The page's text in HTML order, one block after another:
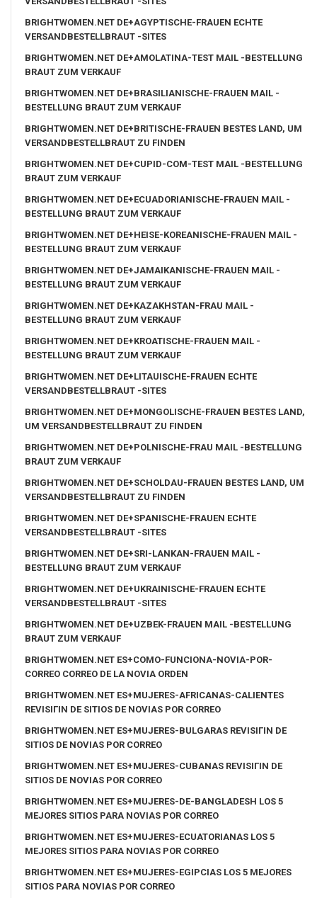
BRIGHTWOMEN.NET DE+AGYPTISCHE-FRAUEN ECHTE
VERSANDBESTELLBRAUT -SITES
BRIGHTWOMEN.NET DE+AMOLATINA-TEST MAIL -BESTELLUNG
BRAUT ZUM VERKAUF
BRIGHTWOMEN.NET DE+BRASILIANISCHE-FRAUEN MAIL -
BESTELLUNG BRAUT ZUM VERKAUF
BRIGHTWOMEN.NET DE+BRITISCHE-FRAUEN BESTES LAND, UM
VERSANDBESTELLBRAUT ZU FINDEN
BRIGHTWOMEN.NET DE+CUPID-COM-TEST MAIL -BESTELLUNG
BRAUT ZUM VERKAUF
BRIGHTWOMEN.NET DE+ECUADORIANISCHE-FRAUEN MAIL -
BESTELLUNG BRAUT ZUM VERKAUF
BRIGHTWOMEN.NET DE+HEISE-KOREANISCHE-FRAUEN MAIL -
BESTELLUNG BRAUT ZUM VERKAUF
BRIGHTWOMEN.NET DE+JAMAIKANISCHE-FRAUEN MAIL -
BESTELLUNG BRAUT ZUM VERKAUF
BRIGHTWOMEN.NET DE+KAZAKHSTAN-FRAU MAIL -
BESTELLUNG BRAUT ZUM VERKAUF
BRIGHTWOMEN.NET DE+KROATISCHE-FRAUEN MAIL -
BESTELLUNG BRAUT ZUM VERKAUF
BRIGHTWOMEN.NET DE+LITAUISCHE-FRAUEN ECHTE
VERSANDBESTELLBRAUT -SITES
BRIGHTWOMEN.NET DE+MONGOLISCHE-FRAUEN BESTES LAND,
UM VERSANDBESTELLBRAUT ZU FINDEN
BRIGHTWOMEN.NET DE+POLNISCHE-FRAU MAIL -BESTELLUNG
BRAUT ZUM VERKAUF
BRIGHTWOMEN.NET DE+SCHOLDAU-FRAUEN BESTES LAND, UM
VERSANDBESTELLBRAUT ZU FINDEN
BRIGHTWOMEN.NET DE+SPANISCHE-FRAUEN ECHTE
VERSANDBESTELLBRAUT -SITES
BRIGHTWOMEN.NET DE+SRI-LANKAN-FRAUEN MAIL -
BESTELLUNG BRAUT ZUM VERKAUF
BRIGHTWOMEN.NET DE+UKRAINISCHE-FRAUEN ECHTE
VERSANDBESTELLBRAUT -SITES
BRIGHTWOMEN.NET DE+UZBEK-FRAUEN MAIL -BESTELLUNG
BRAUT ZUM VERKAUF
BRIGHTWOMEN.NET ES+COMO-FUNCIONA-NOVIA-POR-
CORREO CORREO DE LA NOVIA ORDEN
BRIGHTWOMEN.NET ES+MUJERES-AFRICANAS-CALIENTES
REVISIГІN DE SITIOS DE NOVIAS POR CORREO
BRIGHTWOMEN.NET ES+MUJERES-BULGARAS REVISIГІN DE
SITIOS DE NOVIAS POR CORREO
BRIGHTWOMEN.NET ES+MUJERES-CUBANAS REVISIГІN DE
SITIOS DE NOVIAS POR CORREO
BRIGHTWOMEN.NET ES+MUJERES-DE-BANGLADESH LOS 5
MEJORES SITIOS PARA NOVIAS POR CORREO
BRIGHTWOMEN.NET ES+MUJERES-ECUATORIANAS LOS 5
MEJORES SITIOS PARA NOVIAS POR CORREO
BRIGHTWOMEN.NET ES+MUJERES-EGIPCIAS LOS 5 MEJORES
SITIOS PARA NOVIAS POR CORREO